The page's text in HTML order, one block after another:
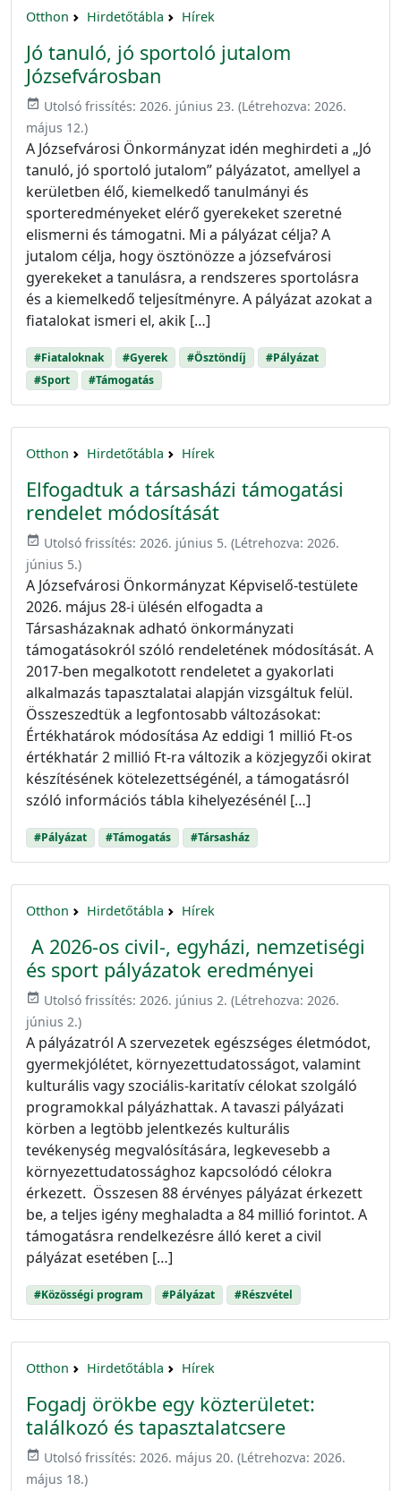
Otthon Hirdetőtábla Hírek
Jó tanuló, jó sportoló jutalom
Józsefvárosban
event_available Utolsó frissítés: 2026. június 23. (Létrehozva: 2026.
május 12.)
A Józsefvárosi Önkormányzat idén meghirdeti a „Jó
tanuló, jó sportoló jutalom” pályázatot, amellyel a
kerületben élő, kiemelkedő tanulmányi és
sporteredményeket elérő gyerekeket szeretné
elismerni és támogatni. Mi a pályázat célja? A
jutalom célja, hogy ösztönözze a józsefvárosi
gyerekeket a tanulásra, a rendszeres sportolásra
és a kiemelkedő teljesítményre. A pályázat azokat a
fiatalokat ismeri el, akik […]
#Fiataloknak #Gyerek #Ösztöndíj
#Pályázat
#Sport
#Támogatás
Otthon Hirdetőtábla Hírek
Elfogadtuk a társasházi támogatási
rendelet módosítását
event_available Utolsó frissítés: 2026. június 5. (Létrehozva: 2026.
június 5.)
A Józsefvárosi Önkormányzat Képviselő-testülete
2026. május 28-i ülésén elfogadta a
Társasházaknak adható önkormányzati
támogatásokról szóló rendeletének módosítását. A
2017-ben megalkotott rendeletet a gyakorlati
alkalmazás tapasztalatai alapján vizsgáltuk felül.
Összeszedtük a legfontosabb változásokat:
Értékhatárok módosítása Az eddigi 1 millió Ft-os
értékhatár 2 millió Ft-ra változik a közjegyzői okirat
készítésének kötelezettségénél, a támogatásról
szóló információs tábla kihelyezésénél […]
#Pályázat #Támogatás #Társasház
Otthon Hirdetőtábla Hírek
A 2026-os civil-, egyházi, nemzetiségi
és sport pályázatok eredményei
event_available Utolsó frissítés: 2026. június 2. (Létrehozva: 2026.
június 2.)
A pályázatról A szervezetek egészséges életmódot,
gyermekjólétet, környezettudatosságot, valamint
kulturális vagy szociális-karitatív célokat szolgáló
programokkal pályázhattak. A tavaszi pályázati
körben a legtöbb jelentkezés kulturális
tevékenység megvalósítására, legkevesebb a
környezettudatossághoz kapcsolódó célokra
érkezett. Összesen 88 érvényes pályázat érkezett
be, a teljes igény meghaladta a 84 millió forintot. A
támogatásra rendelkezésre álló keret a civil
pályázat esetében […]
#Közösségi program #Pályázat #Részvétel
Otthon Hirdetőtábla Hírek
Fogadj örökbe egy közterületet:
találkozó és tapasztalatcsere
event_available Utolsó frissítés: 2026. május 20. (Létrehozva: 2026.
május 18.)